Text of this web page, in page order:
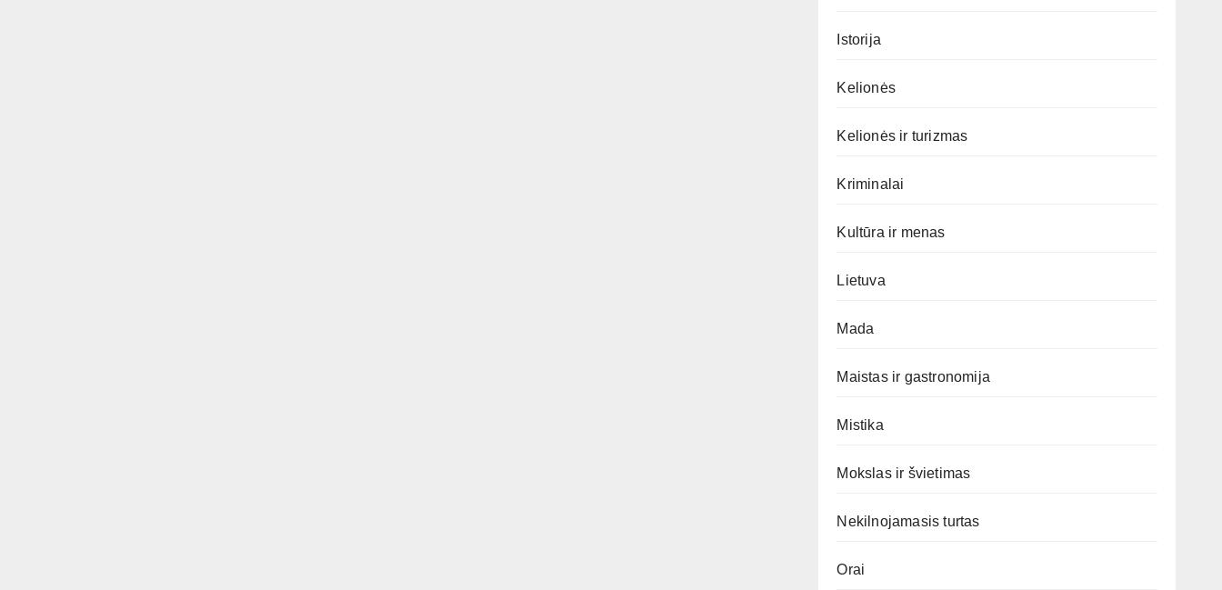
Istorija
Kelionės
Kelionės ir turizmas
Kriminalai
Kultūra ir menas
Lietuva
Mada
Maistas ir gastronomija
Mistika
Mokslas ir švietimas
Nekilnojamasis turtas
Orai